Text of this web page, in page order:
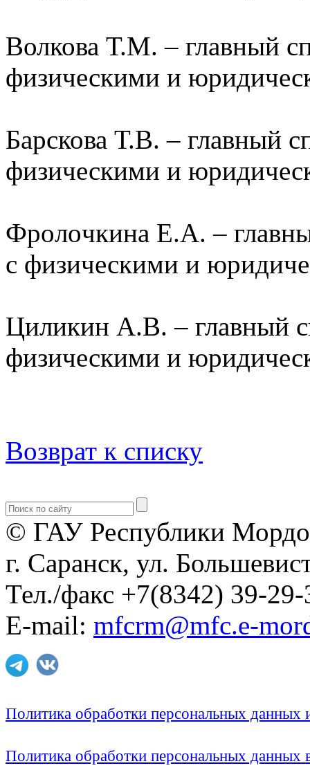
Волкова Т.М. – главный
физическими и
Барскова Т.В. – главный
физическими и
Фpoлoчкина Е.А. –
с физическими и
Циликин А.В. – главный
физическими и
Возврат к списку
© ГАУ Республики
г. Саранск, ул.
Тел./факс +7(8342) 39-29-
E-mail: mfcrm@mfc.e-
Политика обработки персональных
Политика обработки персональных